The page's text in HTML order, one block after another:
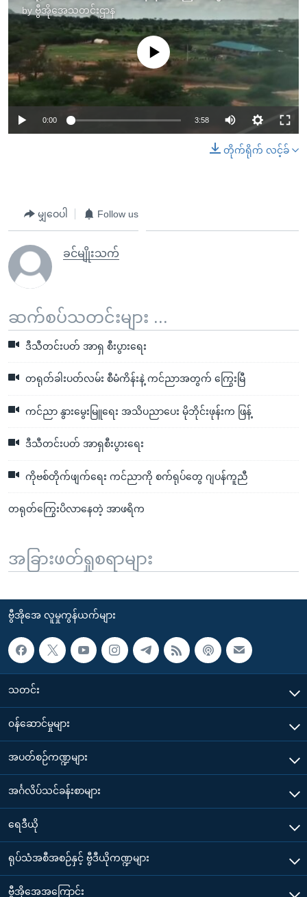
by ဗွီအိုအေသတင်းဌာန
No media source currently available
0:00 3:58
တိုက်ရိုက် လင့်ခ်
မျှဝေပါ Follow us
ခင်မျိုးသက်
ဆက်စပ်သတင်းများ ...
ဒီသီတင်းပတ် အာရှ စီးပွားရေး
တရုတ်ခါးပတ်လမ်း စီမံကိန်းနဲ့ ကင်ညာအတွက် ကြွေးမြီ
ကင်ညာ နွားမွေးမြူရေး အသိပညာပေး မိုဘိုင်းဖုန်းက ဖြန့်
ဒီသီတင်းပတ် အာရှစီးပွားရေး
ကိုဗစ်တိုက်ဖျက်ရေး ကင်ညာကို စက်ရုပ်တွေ ဂျပန်ကူညီ
တရုတ်ကြွေးပိလာနေတဲ့ အာဖရိက
အခြားဖတ်ရှုစရာများ
ဗွီအိုအေ လူမှုကွန်ယက်များ
သတင်း
၀န်ဆောင်မှုများ
အပတ်စဉ်ကဏ္ဍများ
အင်္ဂလိပ်သင်ခန်းစာများ
ရေဒီယို
ရုပ်သံအစီအစဉ်နှင့် ဗွီဒီယိုကဏ္ဍများ
ဗွီအိုအေအကြောင်း